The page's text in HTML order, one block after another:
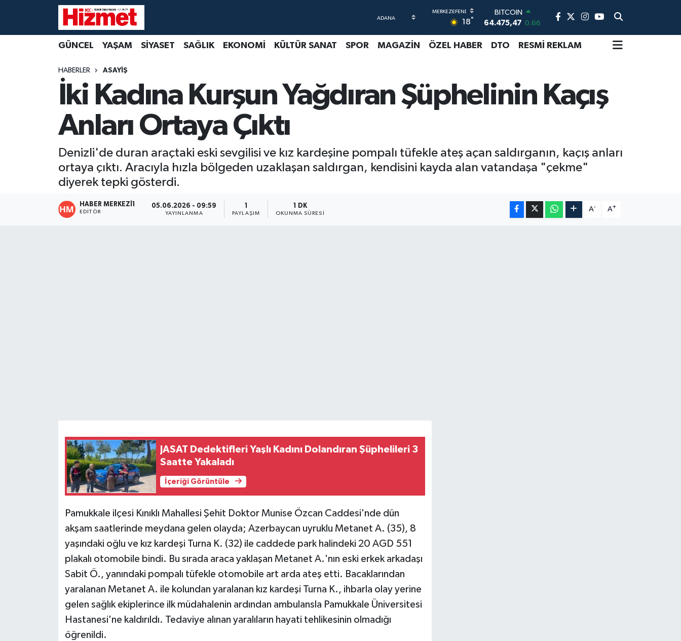
18°
BITCOIN
64.475,47 0.66
DOLAR
47,5971
0.05
64,2534
GRAM ALTIN
GÜNCEL YAŞAM SİYASET SAĞLIK EKONOMİ KÜLTÜR SANAT SPOR MAGAZİN ÖZEL HABER DTO RESMİ REKLAM
HABERLER ASAYİŞ
İki Kadına Kurşun Yağdıran Şüphelinin Kaçış
Anları Ortaya Çıktı
Denizli'de duran araçtaki eski sevgilisi ve kız kardeşine pompalı tüfekle ateş açan saldırganın, kaçış anları
ortaya çıktı. Aracıyla hızla bölgeden uzaklaşan saldırgan, kendisini kayda alan vatandaşa "çekme"
diyerek tepki gösterdi.
HABER MERKEZI1
EDITÖR
05.06.2026 - 09:59
YAYINLANMA
1
PAYLAŞIM
1 DK
OKUNMA SÜRESI
A- A+
JASAT Dedektifleri Yaşlı Kadını Dolandıran Şüphelileri 3
Saatte Yakaladı
İçeriği Görüntüle
Pamukkale ilçesi Kınıklı Mahallesi Şehit Doktor Munise Özcan Caddesi'nde dün
akşam saatlerinde meydana gelen olayda; Azerbaycan uyruklu Metanet A. (35), 8
yaşındaki oğlu ve kız kardeşi Turna K. (32) ile caddede park halindeki 20 AGD 551
plakalı otomobile bindi. Bu sırada araca yaklaşan Metanet A.'nın eski erkek arkadaşı
Sabit Ö., yanındaki pompalı tüfekle otomobile art arda ateş etti. Bacaklarından
yaralanan Metanet A. ile kolundan yaralanan kız kardeşi Turna K., ihbarla olay yerine
gelen sağlık ekiplerince ilk müdahalenin ardından ambulansla Pamukkale Üniversitesi
Hastanesi'ne kaldırıldı. Tedaviye alınan yaralıların hayati tehlikesinin olmadığı
öğrenildi.
KÜLTÜR SANAT
MAGAZİN
Denizli Nöbetçi Eczaneler
Denizli Trafik Yoğunluk Haritası
Süper Lig Puan Durumu ve Fikstür
Son Dakika Haberleri